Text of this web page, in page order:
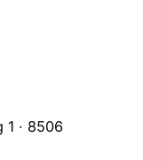
1 · 8506